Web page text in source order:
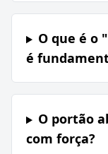
O que é o
é
O portão
com força?